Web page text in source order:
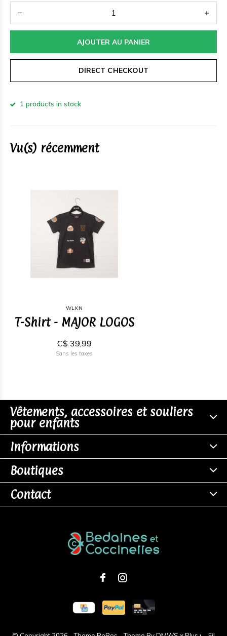
AJOUTER AU PANIER
DIRECT CHECKOUT
1 products in stock
Vu(s) récemment
WLKN
T-Shirt - MAJOR LOGOS
C$ 39,99
Sans les taxes
Vêtements, accessoires et souliers
pour enfants
Informations
Boutiques
Contact